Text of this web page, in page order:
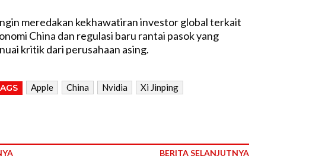
meredakan kekhawatiran investor global terkait
China dan regulasi baru rantai pasok yang
kritik dari perusahaan asing.
Apple China Nvidia Xi Jinping
BERITA SELANJUTNYA